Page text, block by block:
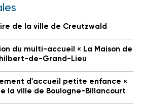
de la ville de Creutzwald
du multi-accueil « La Maison de
de-Grand-Lieu
d'accueil petite enfance «
la ville de Boulogne-Billancourt